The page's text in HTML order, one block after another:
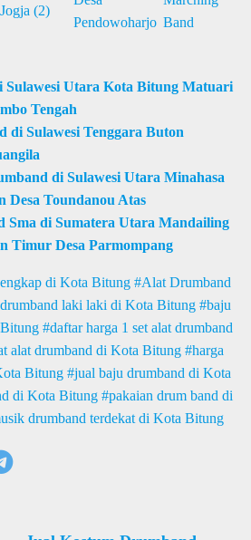
Utara Kota Bitung Matuari
Tengah
di Sulawesi Tenggara Buton
di Sulawesi Utara Minahasa
Desa Toundanou Atas
Sma di Sumatera Utara Mandailing
Timur Desa Parmompang
di Kota Bitung
Alat Drumband
laki laki di Kota Bitung
baju
daftar harga 1 set alat drumband
alat drumband di Kota Bitung
harga
Bitung
jual baju drumband di Kota
di Kota Bitung
pakaian drum band di
drumband terdekat di Kota Bitung